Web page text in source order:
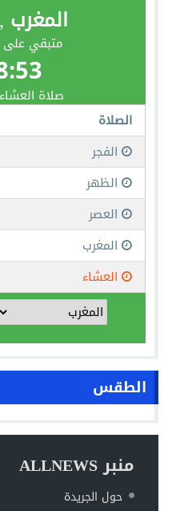
الطقس
منبر ALLNEWS
حول الجريدة